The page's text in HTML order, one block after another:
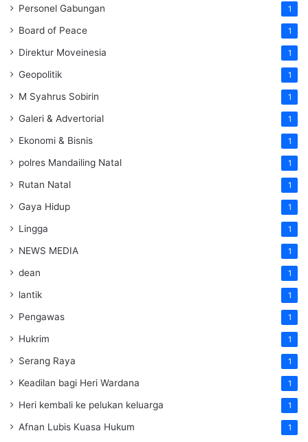
Personel Gabungan 1
Board of Peace 1
Direktur Moveinesia 1
Geopolitik 1
M Syahrus Sobirin 1
Galeri & Advertorial 1
Ekonomi & Bisnis 1
polres Mandailing Natal 1
Rutan Natal 1
Gaya Hidup 1
Lingga 1
NEWS MEDIA 1
dean 1
lantik 1
Pengawas 1
Hukrim 1
Serang Raya 1
Keadilan bagi Heri Wardana 1
Heri kembali ke pelukan keluarga 1
Afnan Lubis Kuasa Hukum 1